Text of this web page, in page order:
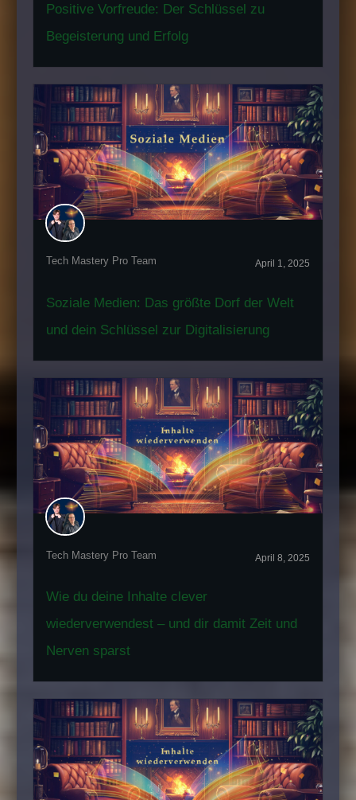
Positive Vorfreude: Der Schlüssel zu
Begeisterung und Erfolg
Tech Mastery Pro Team April 1, 2025
Soziale Medien: Das größte Dorf der Welt
und dein Schlüssel zur Digitalisierung
Tech Mastery Pro Team April 8, 2025
Wie du deine Inhalte clever
wiederverwendest – und dir damit Zeit und
Nerven sparst